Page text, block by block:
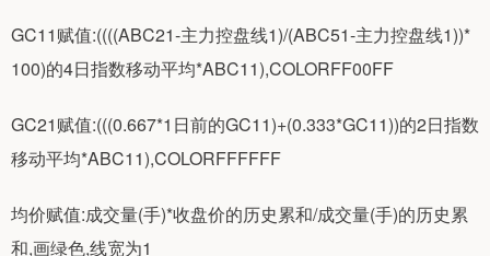
GC11赋值:((((ABC21-主力控盘线1)/(ABC51-主力控盘线1))*
100)的4日指数移动平均*ABC11),COLORFF00FF
GC21赋值:(((0.667*1日前的GC11)+(0.333*GC11))的2日指数
移动平均*ABC11),COLORFFFFFF
均价赋值:成交量(手)*收盘价的历史累和/成交量(手)的历史累
和,画绿色,线宽为1